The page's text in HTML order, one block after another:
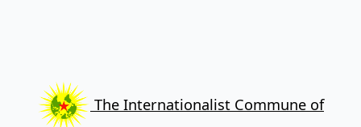
The Internationalist Commune of